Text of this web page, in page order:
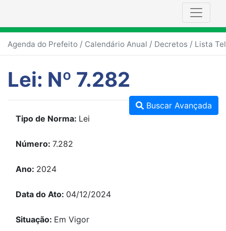
Agenda do Prefeito / Calendário Anual / Decretos / Lista
Lei: Nº 7.282
Buscar Avançada
Tipo de Norma: Lei
Número: 7.282
Ano: 2024
Data do Ato: 04/12/2024
Situação: Em Vigor